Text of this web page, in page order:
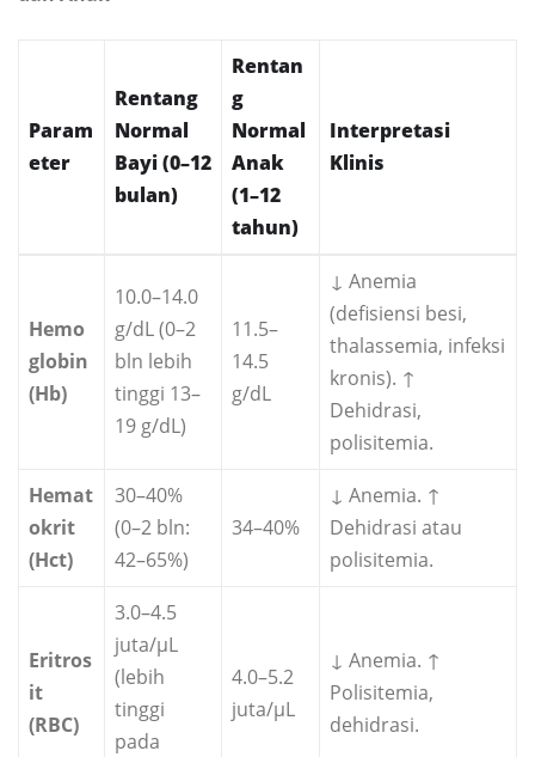
Param
eter
Rentang
Normal
Bayi (0–12
bulan)
Rentan
g
Normal
Anak
(1–12
tahun)
Interpretasi
Klinis
Hemo
globin
(Hb)
10.0–14.0
g/dL (0–2
bln lebih
tinggi 13–
19 g/dL)
11.5–
14.5
g/dL
↓ Anemia
(defisiensi besi,
thalassemia, infeksi
kronis). ↑
Dehidrasi,
polisitemia.
Hemat
okrit
(Hct)
30–40%
(0–2 bln:
42–65%)
34–40%
↓ Anemia. ↑
Dehidrasi atau
polisitemia.
Eritros
it
(RBC)
3.0–4.5
juta/µL
(lebih
tinggi
pada
4.0–5.2
juta/µL
↓ Anemia. ↑
Polisitemia,
dehidrasi.